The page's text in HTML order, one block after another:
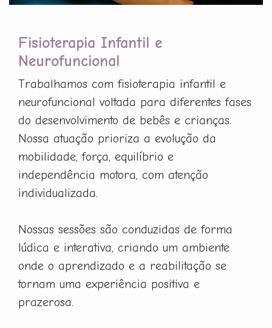
Fisioterapia Infantil e
Neurofuncional
Trabalhamos com fisioterapia infantil e
neurofuncional voltada para diferentes fases
do desenvolvimento de bebês e crianças.
Nossa atuação prioriza a evolução da
mobilidade, força, equilíbrio e
independência motora, com atenção
individualizada.
Nossas sessões são conduzidas de forma
lúdica e interativa, criando um ambiente
onde o aprendizado e a reabilitação se
tornam uma experiência positiva e
prazerosa.